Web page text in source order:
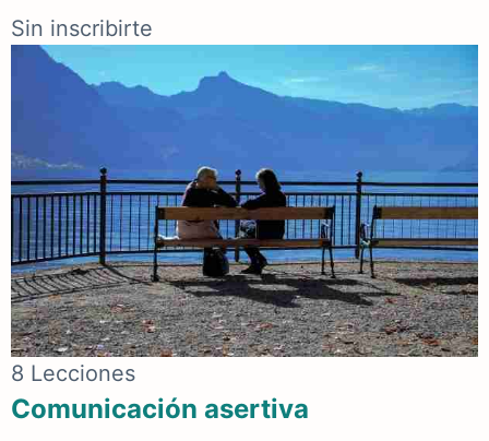
Sin inscribirte
8 Lecciones
Comunicación asertiva